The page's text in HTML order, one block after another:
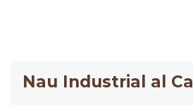
Nau Industrial al